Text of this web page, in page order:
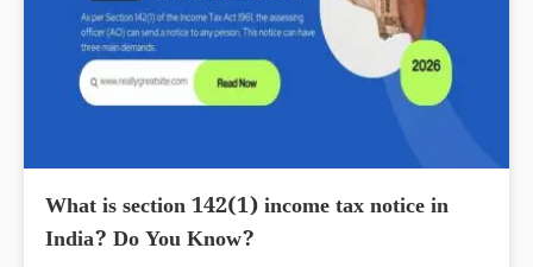
What is section 142(1) income tax notice in
India? Do You Know?